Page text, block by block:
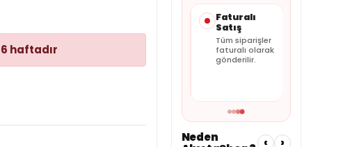
haftadır
uygun
sepette
tamamlanır.
Faturalı
Satış
Tüm siparişler
faturalı olarak
gönderilir.
Neden
‹ ›